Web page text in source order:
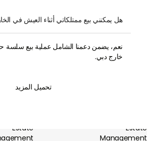
هل يمكنني بيع ممتلكاتي أثناء العيش في
نعم، يضمن دعمنا الشامل عملية بيع سلسة
خارج دبي.
تحميل المزيد